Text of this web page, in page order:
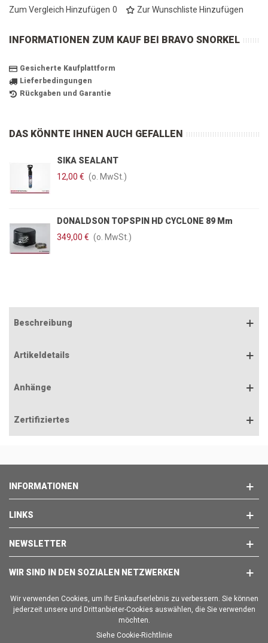
Zum Vergleich Hinzufügen 0 Zur Wunschliste Hinzufügen
INFORMATIONEN ZUM KAUF BEI BRAVO SNORKEL
Gesicherte Kaufplattform
Lieferbedingungen
Rückgaben und Garantie
DAS KÖNNTE IHNEN AUCH GEFALLEN
SIKA SEALANT
12,00 € (o. MwSt.)
DONALDSON TOPSPIN HD CYCLONE 89 Mm
349,00 € (o. MwSt.)
Beschreibung
Artikeldetails
Anhänge
Zertifiziertes
INFORMATIONEN
LINKS
NEWSLETTER
WIR SIND IN DEN SOZIALEN NETZWERKEN
Copyright © 2025 - BRAVO EMPORION SL
Wir verwenden Cookies, um Ihr Einkaufserlebnis zu verbessern. Sie können
jederzeit unsere und Drittanbieter-Cookies auswählen, die Sie verwenden
möchten.
Siehe Cookie-Richtlinie